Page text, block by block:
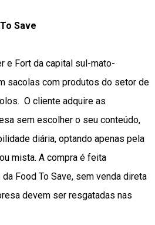
Save
e Fort da capital sul-mato-
sacolas com produtos do setor de
O cliente adquire as
sem escolher o seu conteúdo,
diária, optando apenas pela
mista. A compra é feita
Food To Save, sem venda direta
devem ser resgatadas nas